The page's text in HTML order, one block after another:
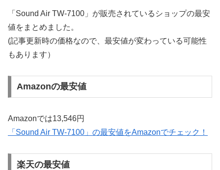
「Sound Air TW-7100」が販売されているショップの最安
値をまとめました。
(記事更新時の価格なので、最安値が変わっている可能性
もあります）
Amazonの最安値
Amazonでは13,546円
「Sound Air TW-7100」の最安値をAmazonでチェック！
楽天の最安値